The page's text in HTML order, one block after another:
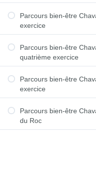
Parcours bien-être
exercice
Parcours bien-être
quatrième exercice
Parcours bien-être
exercice
Parcours bien-être
du Roc